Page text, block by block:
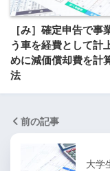
［み］確定申告で事
う車を経費として計
めに減価償却費を計
法
前の記事
大学